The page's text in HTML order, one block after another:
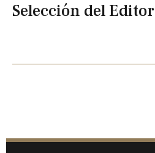
Selección del Editor